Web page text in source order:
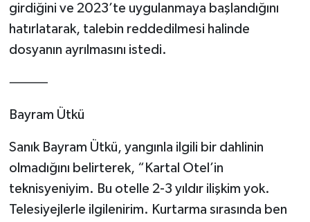
girdiğini ve 2023’te uygulanmaya başlandığını
hatırlatarak, talebin reddedilmesi halinde
dosyanın ayrılmasını istedi.
⸻
Bayram Ütkü
Sanık Bayram Ütkü, yangınla ilgili bir dahlinin
olmadığını belirterek, “Kartal Otel’in
teknisyeniyim. Bu otelle 2-3 yıldır ilişkim yok.
Telesiyejlerle ilgilenirim. Kurtarma sırasında ben